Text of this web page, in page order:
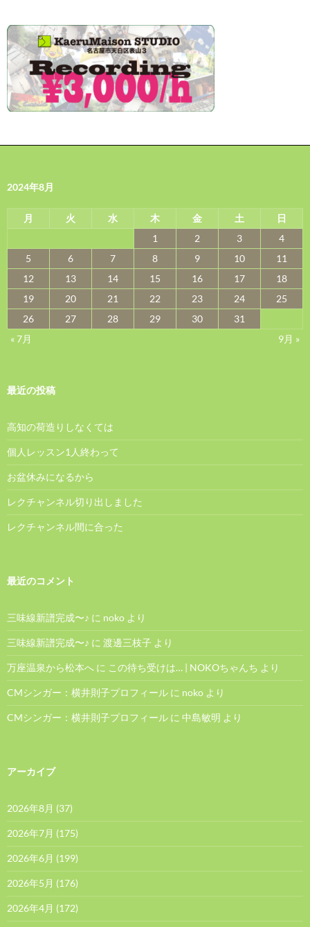
2024年8月
月 火 水 木 金 土
日
1
2 3
4
5
6 7 8 9 10
11
12
13 14 15 16 17
18
19
20 21 22 23 24
25
26
27 28 29 30
31
« 7月
9月 »
最近の投稿
高知の荷造りしなくては
個人レッスン1人終わって
お盆休みになるから
レクチャンネル切り出しました
レクチャンネル間に合った
最近のコメント
三味線新譜完成〜♪ に noko より
三味線新譜完成〜♪ に 渡邊三枝子 より
万座温泉から松本へ に この待ち受けは… | NOKOちゃんち より
CMシンガー：横井則子プロフィール に noko より
CMシンガー：横井則子プロフィール に 中島敏明 より
アーカイブ
2026年8月 (37)
2026年7月 (175)
2026年6月 (199)
2026年5月 (176)
2026年4月 (172)